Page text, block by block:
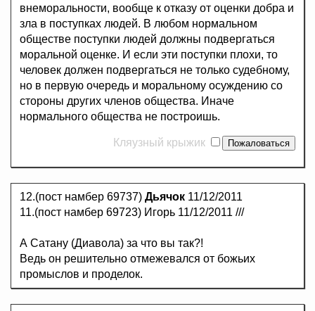
внеморальности, вообще к отказу от оценки добра и
зла в поступках людей. В любом нормальном
обществе поступки людей должны подвергаться
моральной оценке. И если эти поступки плохи, то
человек должен подвергаться не только судебному,
но в первую очередь и моральному осуждению со
стороны других членов общества. Иначе
нормального общества не построишь.
Кляузный крыжик
12.(пост намбер 69737) Дьячок 11/12/2011
11.(пост намбер 69723) Игорь 11/12/2011 ///
А Сатану (Диавола) за что вы так?!
Ведь он решительно отмежевался от божьих
промыслов и проделок.